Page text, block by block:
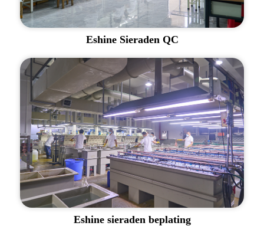
Eshine Sieraden QC
Eshine sieraden beplating